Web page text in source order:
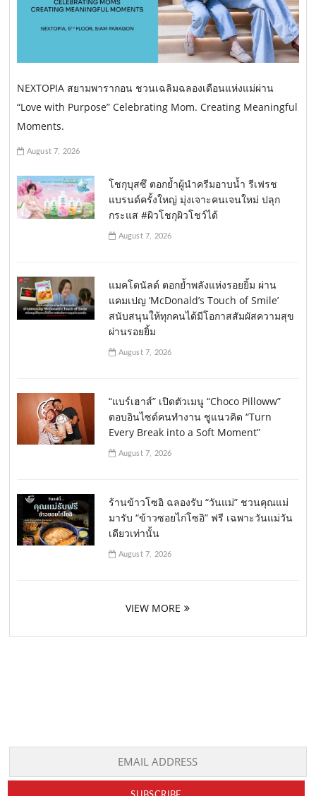
NEXTOPIA สยามพารากอน ชวนเฉลิมฉลองเดือนแห่งแม่ผ่าน
“Love with Purpose” Celebrating Mom. Creating Meaningful
Moments.
August 7, 2026
โชกุบุสซึ ตอกย้ำผู้นำครีมอาบน้ำ รีเฟรช
แบรนด์ครั้งใหญ่ มุ่งเจาะคนเจนใหม่ ปลุก
กระแส #ผิวโชกุผิวโชว์ได้
August 7, 2026
แมคโดนัลด์ ตอกย้ำพลังแห่งรอยยิ้ม ผ่าน
แคมเปญ ‘McDonald’s Touch of Smile’
สนับสนุนให้ทุกคนได้มีโอกาสสัมผัสความสุข
ผ่านรอยยิ้ม
August 7, 2026
“แบร์เฮาส์” เปิดตัวเมนู “Choco Pilloww”
ตอบอินไซด์คนทำงาน ชูแนวคิด “Turn
Every Break into a Soft Moment”
August 7, 2026
ร้านข้าวโซอิ ฉลองรับ “วันแม่” ชวนคุณแม่
มารับ “ข้าวซอยไก่โซอิ” ฟรี เฉพาะวันแม่วัน
เดียวเท่านั้น
August 7, 2026
VIEW MORE